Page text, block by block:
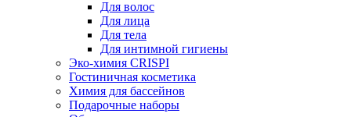
Для волос
Для лица
Для тела
Для интимной гигиены
Эко-химия CRISPI
Гостиничная косметика
Химия для бассейнов
Подарочные наборы